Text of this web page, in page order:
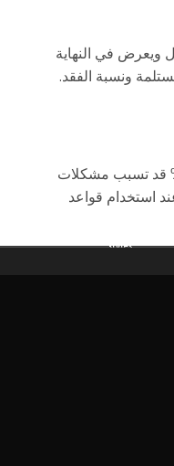
100 طلب اتصال ويعرض في النهاية
ونسبة الفقد.
نسبة فقد بسيطة مثل 1% قد تسبب مشكلات
استخدام قواعد